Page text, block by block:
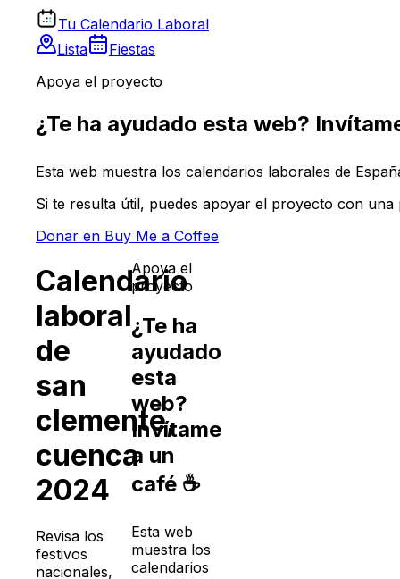
Tu Calendario Laboral
Lista
Fiestas
Apoya el proyecto
¿Te ha ayudado esta web?
Esta web muestra los calendarios laborales de
Si te resulta útil, puedes apoyar el proyecto con una
Donar en Buy Me a Coffee
Calendario
laboral
de
san
clemente,
cuenca
2024
Revisa los
festivos
nacionales,
Apoya el
proyecto
¿Te ha
ayudado
esta
web?
Invítame
a un
café ☕
Esta web
muestra los
calendarios